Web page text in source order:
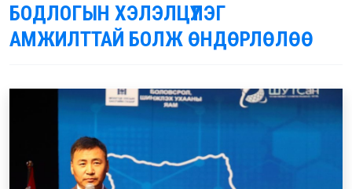
БОДЛОГЫН ХЭЛЭЛЦҮҮЛЭГ
АМЖИЛТТАЙ БОЛЖ ӨНДӨРЛӨЛӨӨ